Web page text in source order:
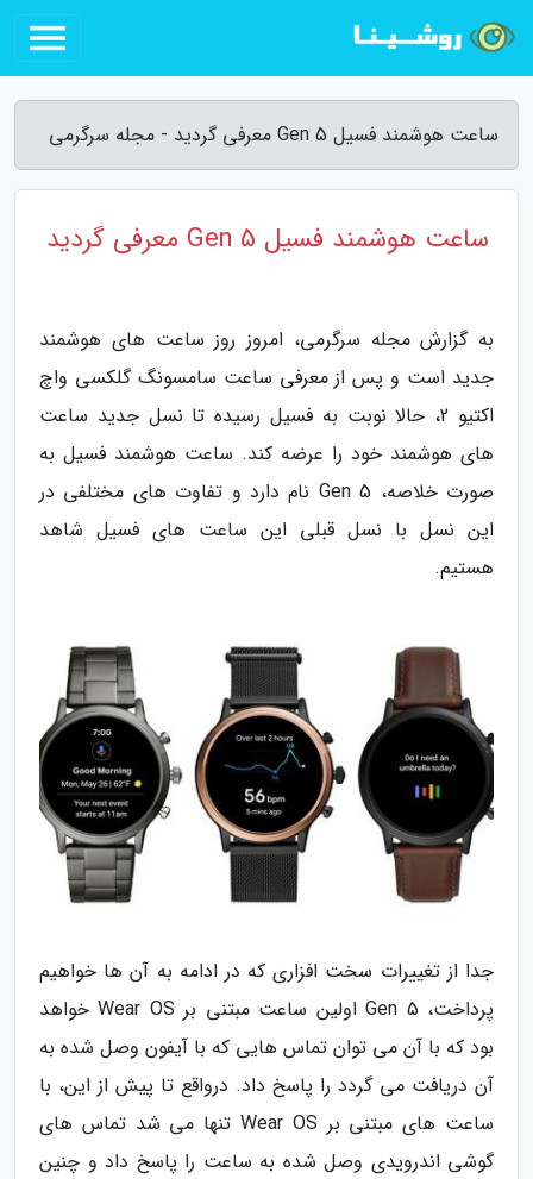
ساعت هوشمند فسیل Gen 5 معرفی گردید - مجله سرگرمی
ساعت هوشمند فسیل Gen 5 معرفی گردید
به گزارش مجله سرگرمی، امروز روز ساعت های هوشمند
جدید است و پس از معرفی ساعت سامسونگ گلکسی واچ
اکتیو 2، حالا نوبت به فسیل رسیده تا نسل جدید ساعت
های هوشمند خود را عرضه کند. ساعت هوشمند فسیل به
صورت خلاصه، Gen 5 نام دارد و تفاوت های مختلفی در
این نسل با نسل قبلی این ساعت های فسیل شاهد
هستیم.
جدا از تغییرات سخت افزاری که در ادامه به آن ها خواهیم
پرداخت، Gen 5 اولین ساعت مبتنی بر Wear OS خواهد
بود که با آن می توان تماس هایی که با آیفون وصل شده به
آن دریافت می گردد را پاسخ داد. درواقع تا پیش از این، با
ساعت های مبتنی بر Wear OS تنها می شد تماس های
گوشی اندرویدی وصل شده به ساعت را پاسخ داد و چنین